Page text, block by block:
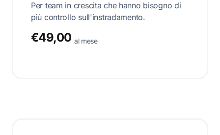
Per team in crescita che hanno bisogno di
più controllo sull'instradamento.
€49,00 al mese